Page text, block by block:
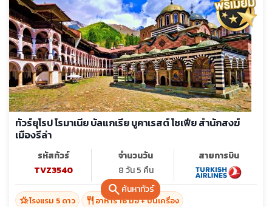
searchค้นหาทัวร์
ทัวร์ยุโรป โรมาเนีย บัลแกเรีย บูคาเรสต์ โซเฟีย สำนักสงฆ์
เมืองรีล่า
รหัสทัวร์
TVZ3540
จำนวนวัน
8 วัน 5 คืน
สายการบิน
hotel_classโรงแรม 5 ดาว restaurant อาหาร 16 มื้อ + บนเครื่อง